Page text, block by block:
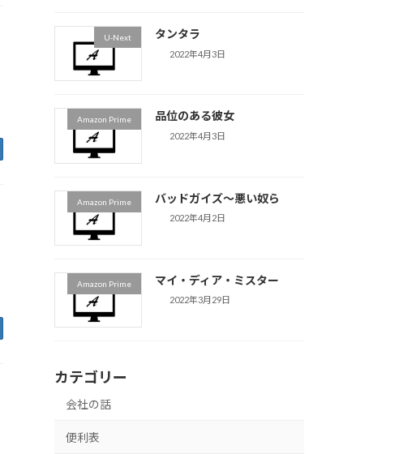
U-Next タンタラ
2022年4月3日
Amazon Prime 品位のある彼女
2022年4月3日
Amazon Prime バッドガイズ〜悪い奴ら
2022年4月2日
Amazon Prime マイ・ディア・ミスター
2022年3月29日
カテゴリー
会社の話
便利表